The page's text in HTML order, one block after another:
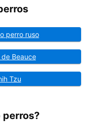
perro ruso
Beauce
Tzu
perros?